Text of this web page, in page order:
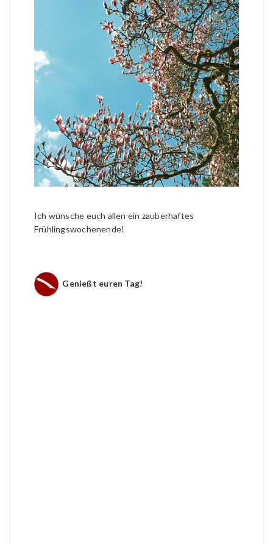
Ich wünsche euch allen ein zauberhaftes
Frühlingswochenende!
Genießt euren Tag!